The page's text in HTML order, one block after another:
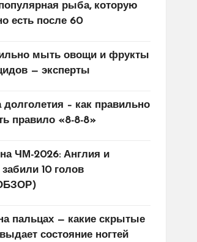
рыба, которую
есть после 60
мыть овощи и фрукты
— эксперты
– как правильно
правило «8-8-8»
ЧМ-2026: Англия и
10 голов
пальцах — какие скрытые
состояние ногтей